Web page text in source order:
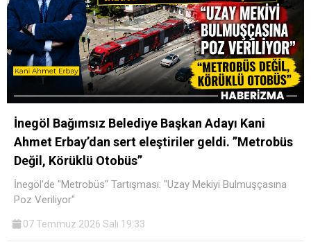
İnegöl Bağımsız Belediye Başkan Adayı Kani
Ahmet Erbay’dan sert eleştiriler geldi. ​”Metrobüs
Değil, Körüklü Otobüs”
İnegöl'de "Metrobüs" Tartışması: "Uzay Mekiyi Bulmuşçasına
Poz Veriliyor"
07 Temmuz 2026 Salı 19:33